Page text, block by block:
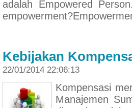
adalah Empowered
Kebijakan
22/01/2014 22:06:13
Kompensasi
Manajemen